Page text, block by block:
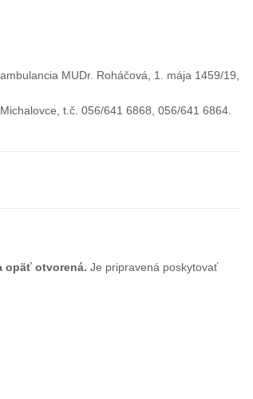
MUDr. Roháčová, 1. mája 1459/19,
t.č. 056/641 6868, 056/641 6864.
opäť otvorená. Je pripravená poskytovať